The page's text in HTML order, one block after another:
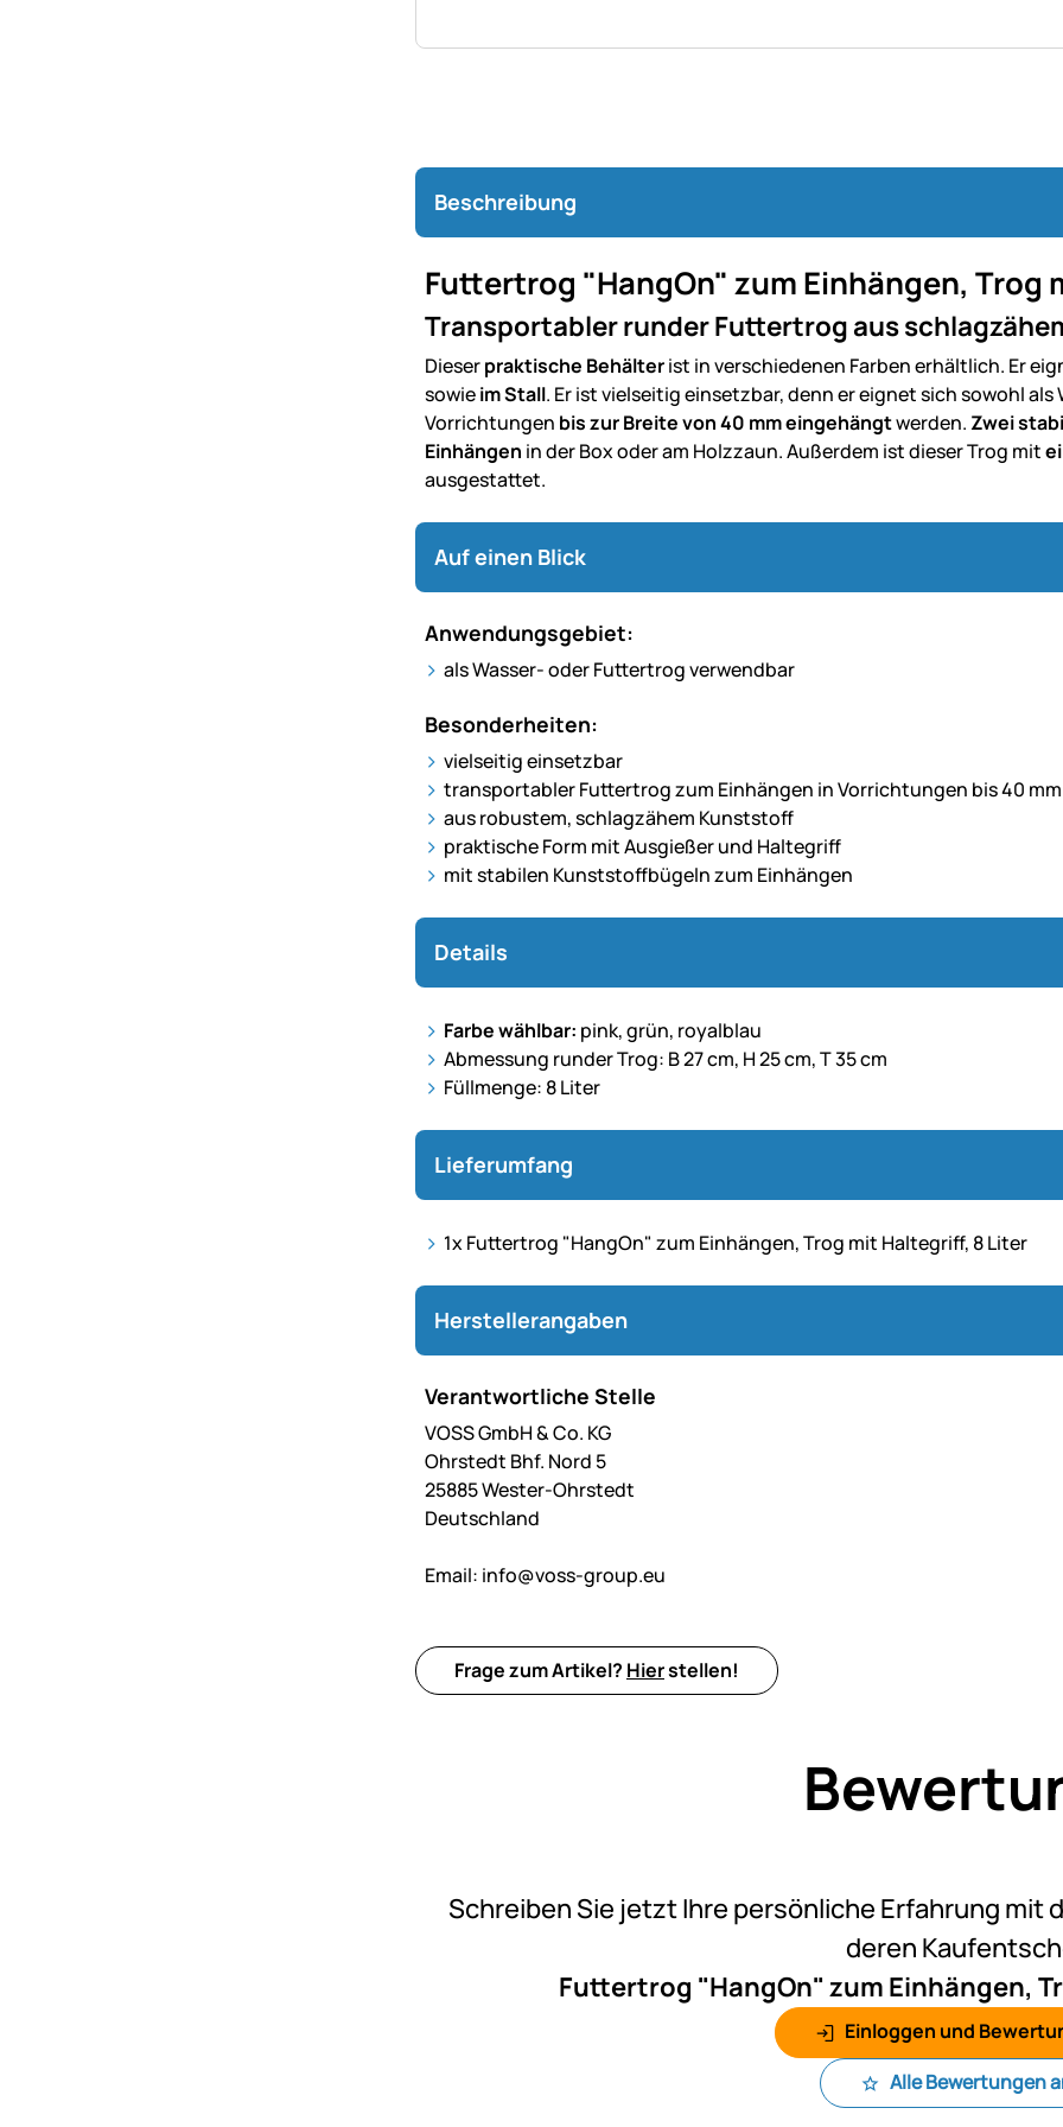
Beschreibung
Futtertrog "HangOn" zum Einhängen, Trog
Transportabler runder Futtertrog aus
Dieserpraktische Behälterist in verschiedenen Farben erhältlich. Er
sowieim Stall. Er ist vielseitig einsetzbar, denn er eignet sich sowohl
Vorrichtungen bis zur Breite von 40 mm eingehängtwerden. Zwei
Einhängen in der Box oder am Holzzaun. Außerdem ist dieser Trog mit
ausgestattet.
Auf einen Blick
Anwendungsgebiet:
als Wasser- oder Futtertrog verwendbar
Besonderheiten:
vielseitig einsetzbar
transportabler Futtertrog zum Einhängen in Vorrichtungen bis 40
aus robustem, schlagzähem Kunststoff
praktische Form mit Ausgießer und Haltegriff
mit stabilen Kunststoffbügeln zum Einhängen
Details
Farbe wählbar: pink, grün, royalblau
Abmessung runder Trog: B 27 cm, H 25 cm, T 35 cm
Füllmenge: 8 Liter
Lieferumfang
1x Futtertrog "HangOn" zum Einhängen, Trog mit Haltegriff, 8 Liter
Herstellerangaben
Verantwortliche Stelle
VOSS GmbH & Co. KG
Ohrstedt Bhf. Nord 5
25885 Wester-Ohrstedt
Deutschland
Email: info@voss-group.eu
Frage zum Artikel? Hierstellen!
Schreiben Sie jetzt Ihre persönliche Erfahrung mit
deren
Futtertrog "HangOn" zum Einhängen,
Einloggen und
Alle Bewertungen